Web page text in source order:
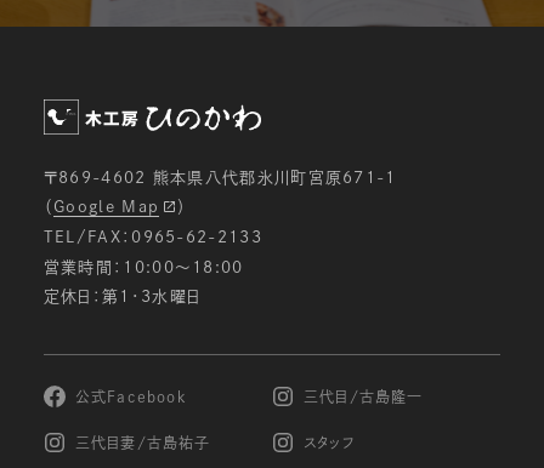
〒869-4602 熊本県八代郡氷川町宮原671-1
（ Google Map
）
TEL/FAX：0965-62-2133
営業時間：10:00〜18:00
定休日：第1・3水曜日
公式Facebook 三代目/古島隆一
三代目妻/古島祐子 スタッフ